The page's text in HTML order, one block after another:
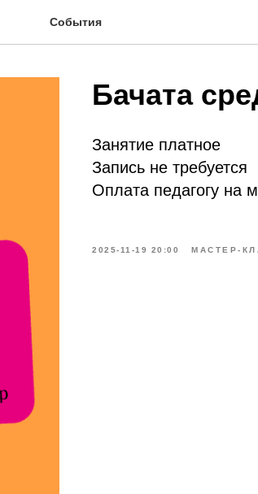
События
Бачата
Занятие платное
Запись не требуется
Оплата педагогу на
2025-11-19 20:00 МАСТЕР-